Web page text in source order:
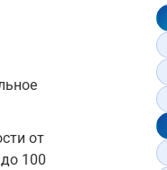
от
100